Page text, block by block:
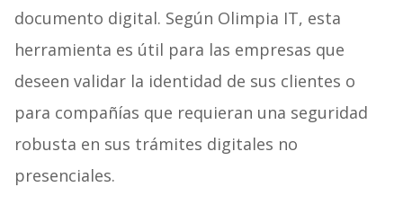
documento digital. Según Olimpia IT, esta
herramienta es útil para las empresas que
deseen validar la identidad de sus clientes o
para compañías que requieran una seguridad
robusta en sus trámites digitales no
presenciales.